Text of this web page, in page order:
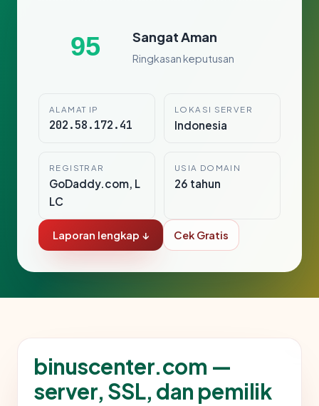
95 Sangat Aman
Ringkasan keputusan
ALAMAT IP
202.58.172.41
LOKASI SERVER
Indonesia
REGISTRAR
GoDaddy.com, L
LC
USIA DOMAIN
26 tahun
Laporan lengkap ↓ Cek Gratis
binuscenter.com —
server, SSL, dan pemilik